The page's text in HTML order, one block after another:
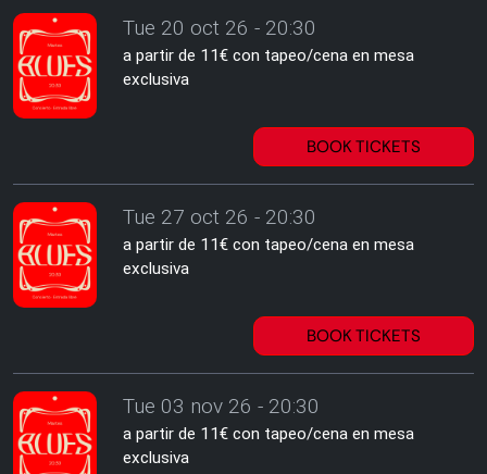
Tue 20 oct 26 - 20:30
a partir de 11€ con tapeo/cena en mesa
exclusiva
BOOK TICKETS
Tue 27 oct 26 - 20:30
a partir de 11€ con tapeo/cena en mesa
exclusiva
BOOK TICKETS
Tue 03 nov 26 - 20:30
a partir de 11€ con tapeo/cena en mesa
exclusiva